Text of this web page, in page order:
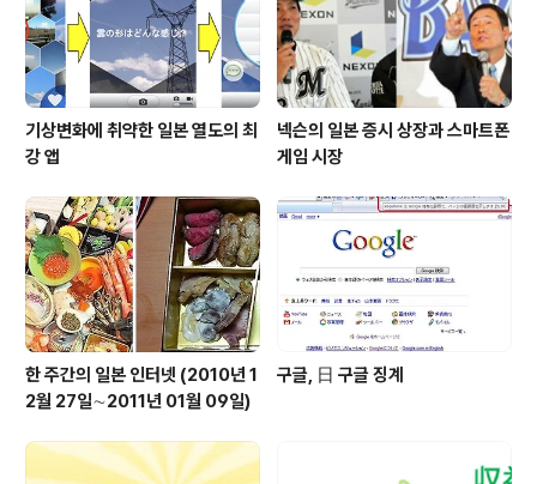
기상변화에 취약한 일본 열도의 최
강 앱
넥슨의 일본 증시 상장과 스마트폰
게임 시장
한 주간의 일본 인터넷 (2010년 1
2월 27일∼2011년 01월 09일)
구글, 日 구글 징계